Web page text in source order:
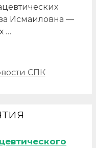
Исмаиловна —
…
СПК